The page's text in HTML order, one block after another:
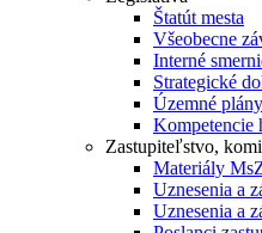
Štatút mesta
Všeobecne
Interné
Strategické
Územné
Kompetencie
Zastupiteľstvo,
Materiály
Uznesenia a
Uznesenia a